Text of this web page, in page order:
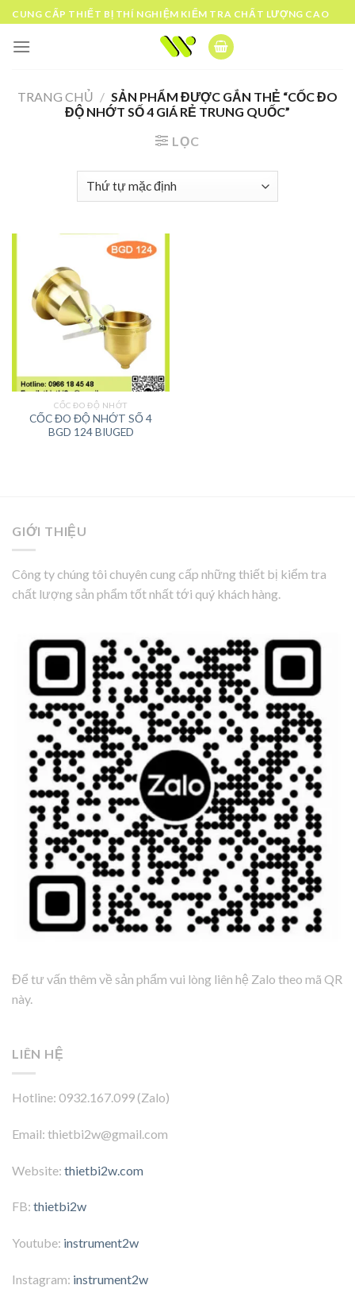
Skip
to
content
CUNG CẤP THIẾT BỊ THÍ NGHIỆM KIỂM TRA CHẤT LƯỢNG CAO
TRANG CHỦ / SẢN PHẨM ĐƯỢC GẮN THẺ “CỐC ĐO
ĐỘ NHỚT SỐ 4 GIÁ RẺ TRUNG QUỐC”
LỌC
CỐC ĐO ĐỘ NHỚT
CỐC ĐO ĐỘ NHỚT SỐ 4
BGD 124 BIUGED
GIỚI THIỆU
Công ty chúng tôi chuyên cung cấp những thiết bị kiểm tra
chất lượng sản phẩm tốt nhất tới quý khách hàng.
Để tư vấn thêm về sản phẩm vui lòng liên hệ Zalo theo mã QR
này.
LIÊN HỆ
Hotline: 0932.167.099 (Zalo)
Email: thietbi2w@gmail.com
Website: thietbi2w.com
FB: thietbi2w
Youtube: instrument2w
Instagram: instrument2w